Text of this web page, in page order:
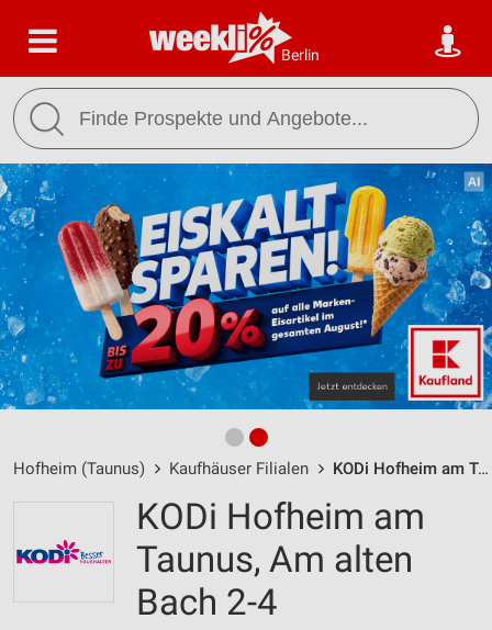
Berlin
Hofheim (Taunus) Kaufhäuser Filialen KODi Hofheim am Taunus / Am alten Bach 2-4 - Öffnungszeiten & Adresse
KODi Hofheim am
Taunus, Am alten
Bach 2-4